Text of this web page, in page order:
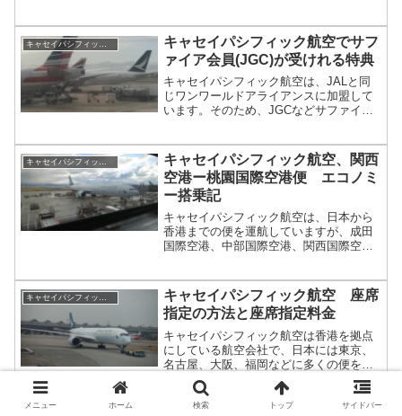
す。
キャセイパシフィック航空でサフ
ァイア会員(JGC)が受けれる特典
キャセイパシフィック航空は、JALと同
じワンワールドアライアンスに加盟して
います。そのため、JGCなどサファイア
クセスなどの特典を受けれます。今回
は、キャセイパシフィック航空で受ける
ことができるサファイア会員の特典を紹
介します。
キャセイパシフィック航空
キャセイパシフィック航空、関西
空港ー桃園国際空港便 エコノミ
ー搭乗記
キャセイパシフィック航空は、日本から
香港までの便を運航していますが、成田
国際空港、中部国際空港、関西国際空港
でも関西国際空港から、台北・桃園国際
空港までのエコノミークラスを利用した
時の様子を紹介します。
キャセイパシフィック航空
キャセイパシフィック航空 座席
指定の方法と座席指定料金
キャセイパシフィック航空は香港を拠点
にしている航空会社で、日本には東京、
名古屋、大阪、福岡などに多くの便を就
航させています。今回はそんなキャセイ
パシフィック航空のエコノミークラスの
座席指定の方法と座席指定料金について
メニュー ホーム 検索 トップ サイドバー